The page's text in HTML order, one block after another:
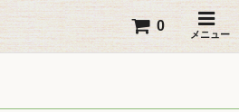
メニュー
0